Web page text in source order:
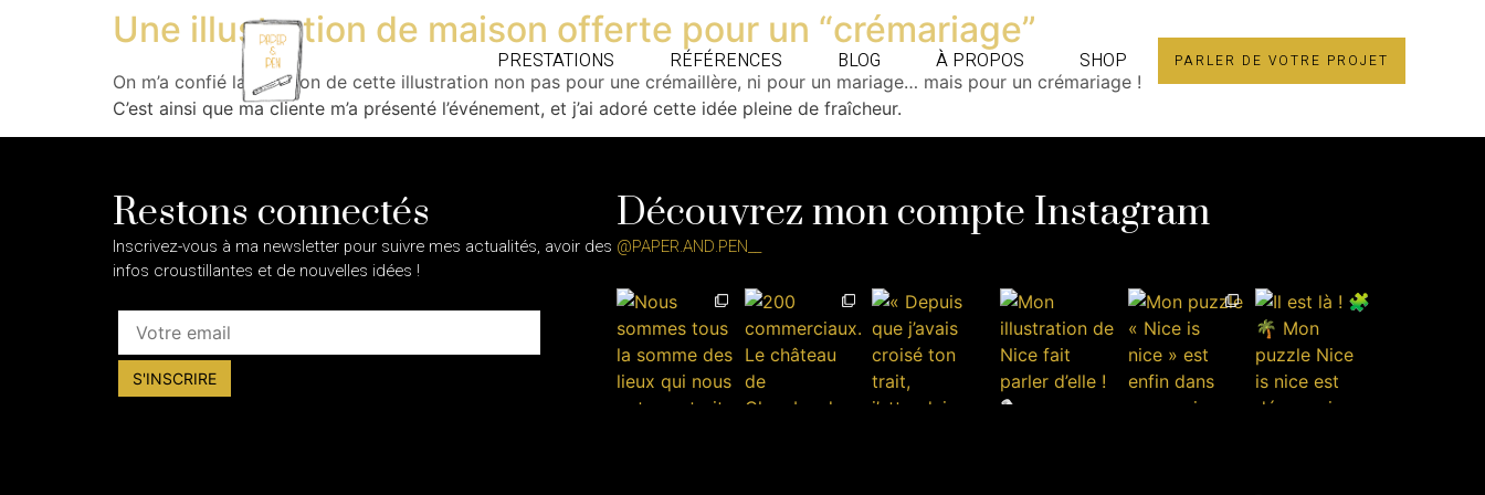
PRESTATIONS RÉFÉRENCES BLOG À PROPOS SHOP PARLER DE VOTRE PROJET
Une illustration de maison offerte pour un “crémariage”
On m’a confié la création de cette illustration non pas pour une crémaillère, ni pour un mariage… mais pour un crémariage !
C’est ainsi que ma cliente m’a présenté l’événement, et j’ai adoré cette idée pleine de fraîcheur.
Restons connectés
Inscrivez-vous à ma newsletter pour suivre mes actualités, avoir des
infos croustillantes et de nouvelles idées !
Découvrez mon compte Instagram
@PAPER.AND.PEN__